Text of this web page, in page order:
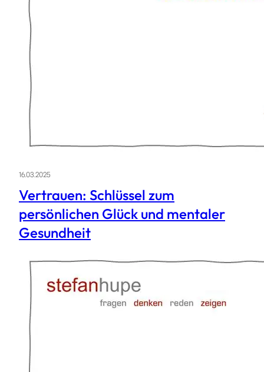
16.03.2025
Vertrauen: Schlüssel zum
persönlichen Glück und mentaler
Gesundheit